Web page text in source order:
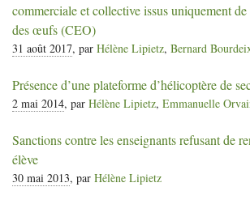
commerciale et collective issus uniquement de
des œufs (CEO)
31 août 2017, par Hélène Lipietz, Bernard
Présence d’une plateforme d’hélicoptère de
2 mai 2014, par Hélène Lipietz, Emmanuelle
Sanctions contre les enseignants refusant de
élève
30 mai 2013, par Hélène Lipietz